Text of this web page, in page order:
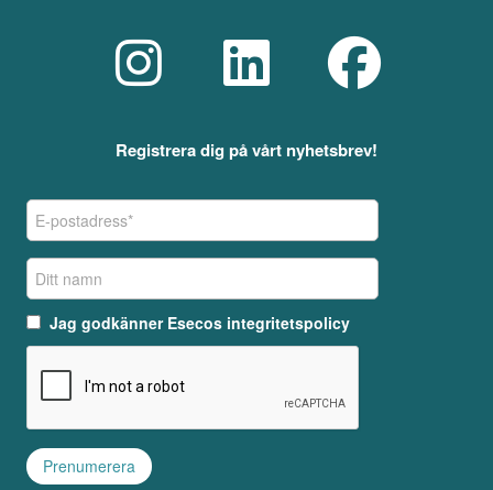
Registrera dig på vårt nyhetsbrev!
Jag godkänner Esecos integritetspolicy